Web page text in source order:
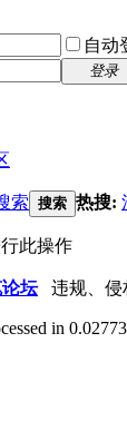
自动
登录
索 搜索 热搜:
此操作
坛 违规、侵
in